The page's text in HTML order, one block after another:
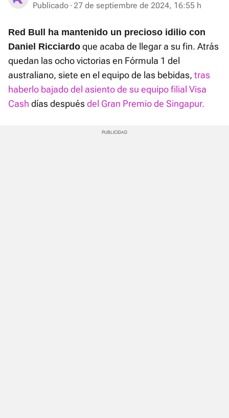
Publicado 27 de septiembre de 2024, 16:55 h
Red Bull ha mantenido un precioso idilio con
Daniel Ricciardo que acaba de llegar a su fin. Atrás
quedan las ocho victorias en Fórmula 1 del
australiano, siete en el equipo de las bebidas, tras
haberlo bajado del asiento de su equipo filial Visa
Cash días despuésdel Gran Premio de Singapur.